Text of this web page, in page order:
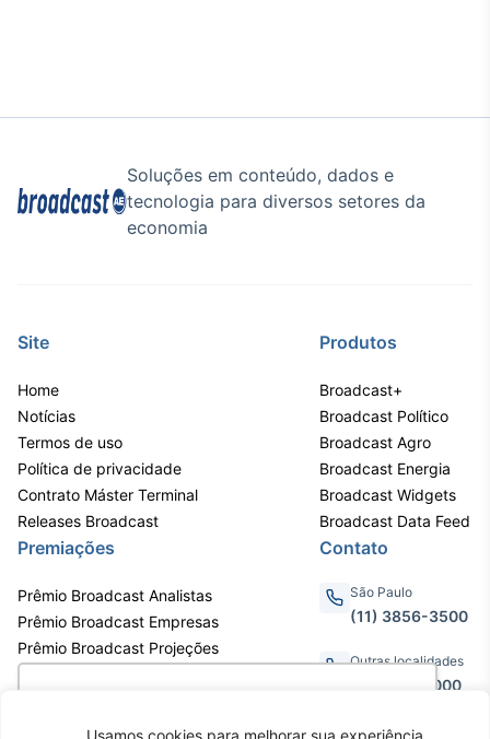
Usamos cookies para melhorar sua experiência
Soluções em conteúdo, dados e
tecnologia para diversos setores da
economia
Site
Home
Notícias
Termos de uso
Política de privacidade
Contrato Máster Terminal
Releases Broadcast
Produtos
Broadcast+
Broadcast Político
Broadcast Agro
Broadcast Energia
Broadcast Widgets
Broadcast Data Feed
Premiações
Prêmio Broadcast Analistas
Prêmio Broadcast Empresas
Prêmio Broadcast Projeções
Contato
São Paulo
(11) 3856-3500
Outras localidades
0800.011.3000